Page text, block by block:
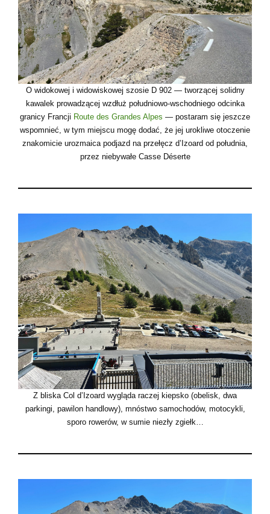
O widokowej i widowiskowej szosie D 902 — tworzącej solidny
kawalek prowadzącej wzdłuż południowo-wschodniego odcinka
granicy Francji Route des Grandes Alpes — postaram się jeszcze
wspomnieć, w tym miejscu mogę dodać, że jej urokliwe otoczenie
znakomicie urozmaica podjazd na przełęcz d’Izoard od południa,
przez niebywałe Casse Déserte
Z bliska Col d’Izoard wygląda raczej kiepsko (obelisk, dwa
parkingi, pawilon handlowy), mnóstwo samochodów, motocykli,
sporo rowerów, w sumie niezły zgiełk…